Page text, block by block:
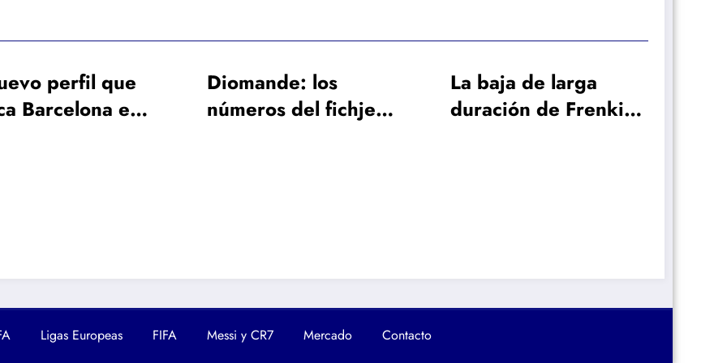
Diomande: los
números del fichje
La baja de larga
duración de Frenkie
por Vinicius?
Ligas Europeas FIFA Messi y CR7 Mercado Contacto